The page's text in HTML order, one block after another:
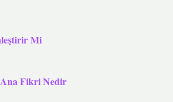
Mi
Fikri Nedir